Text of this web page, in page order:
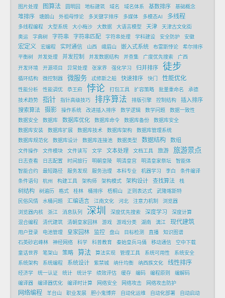
图片处理
图算法 圆明园 地标建筑 域名 域名体系 基数排序 基础概念
堆排序 塘朗山 外祖母悖论 多关键字排序 多媒体 多模态AI 多线程
多线程编程 大型系统 大小梅沙 大数据 大语言模型 天津
天津古文化街
奥运
字典树 字符串 字符串匹配 字符串处理 学科建设 安全防护 安徽
宏定义 宏编程 实时通信 山西 峨眉山 嵌入式系统 布雷斯悖论
希尔排序
平衡树
并发处理 并发控制 并发数据结构 并查集 广度优先搜索
广西
开发环境
开源项目 异常处理 张家界 强化学习 归并排序 徒步
循环结构 微控制器 微服务 忒修斯之船 快速排序 快门 性能优化
性能分析 性能调优 恭王府 悖论 打包工具 扩容策略 批量重命名
承德
技术趋势
指针 指针高级技巧 排序算法 排版引擎 控制结构
插入排序
搜索算法
摄影 操作系统 改进插入排序 数学逻辑 数学问题
数据一致性
数据安全
数据库 数据库优化 数据库命令 数据库备份
数据库安全
数据库安装
数据库扩展 数据库技术 数据库架构
数据库管理系统
数据库规范化
数据库设计 数据库连接池 数据类型 数据结构 数组
文件操作 文件模块 文件读写 文学 文本处理 文档工具 旅游 旅游景点
日志查看 日志配置 时间旅行 明朝皇陵 明清皇宫 明清皇家祭坛
智能体
智能合约
最短路径 服务发现 服务治理 本科专业 机器学习 李白
条件编译
条件语句
杭州 构建工具 架构师 架构模式 架构设计 查找算法 栈
树结构 树遍历 格式 桂林 桶排序 梧桐山 正则表达式
武隆喀斯特
民俗风情
水桶问题 汇编语言 江南文化 河北 注意力机制
浏览器
浏览器内核
浙江 消息队列 深圳 深度优先搜索 深度学习
深度计算
混合编程
清代建筑 清朝皇家园林 游戏 游戏分类 湖南 漓江 现代建筑
用户登录 电池管理 皇家园林 监控 盘山 目标检测 直播
知识图谱
石英砂岩峰林
神经网络 科学 科普教育 秦始皇兵马俑 移动通信
空中下载
童话世界
笔架山 策略 算法 算法实现 管理工具 系统可用性
系统安全
系统架构
系统编程 系统设计 紫禁城 纳什均衡 纳西族文化 线性排序
经济学 统一认证 统计 统计学 绩效评估 缓存 编码 编程原则
编解码
编译器
编译器优化 编译时计算 网络安全 网络攻击 网络攻击防护
网络编程 羊台山 职业发展 胆小鬼博弈 自动化运维 自动化部署 自动启动